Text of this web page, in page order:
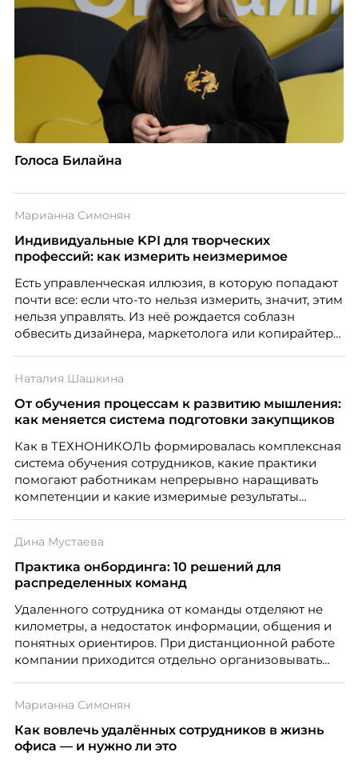
Голоса Билайна
Марианна Симонян
Индивидуальные KPI для творческих
профессий: как измерить неизмеримое
Есть управленческая иллюзия, в которую попадают
почти все: если что-то нельзя измерить, значит, этим
нельзя управлять. Из неё рождается соблазн
обвесить дизайнера, маркетолога или копирайтера
Проблема в том, что так мы измеряем не ценность,
а движение. А творческая работа — это тот редкий
случай, где движение и результат могут не
Наталия Шашкина
От обучения процессам к развитию мышления:
как меняется система подготовки закупщиков
Как в ТЕХНОНИКОЛЬ формировалась комплексная
система обучения сотрудников, какие практики
помогают работникам непрерывно наращивать
компетенции и какие измеримые результаты
закупкам направления «Минеральная изоляция»
компании ТЕХНОНИКОЛЬ.
Дина Мустаева
Практика онбординга: 10 решений для
распределенных команд
Удаленного сотрудника от команды отделяют не
километры, а недостаток информации, общения и
понятных ориентиров. При дистанционной работе
компании приходится отдельно организовывать
по работе с персоналом Инфомаксимум,
рассказывает, как выстроить адаптацию
распределенной команды без лишнего контроля и
Марианна Симонян
Как вовлечь удалённых сотрудников в жизнь
офиса — и нужно ли это